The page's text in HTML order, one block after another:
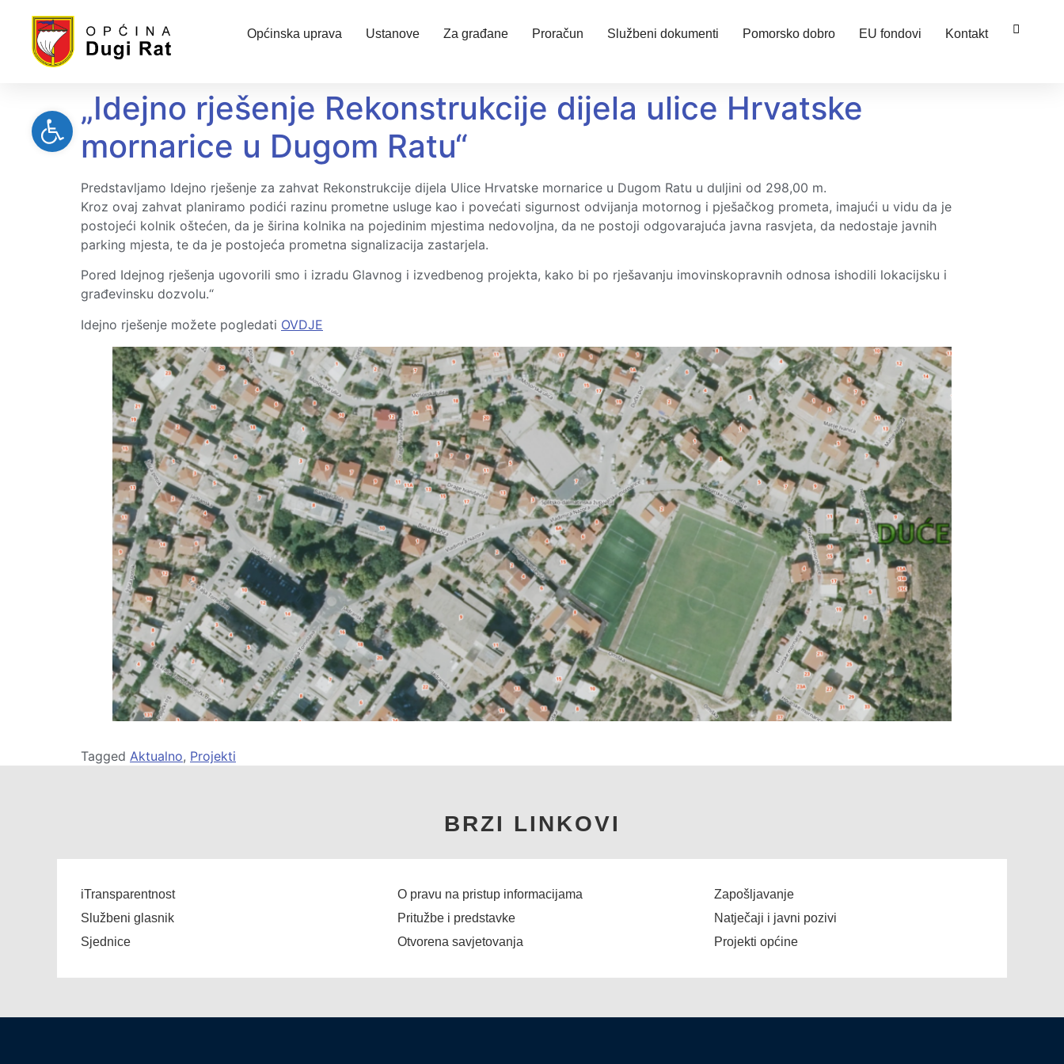
Općinska uprava Ustanove Za građane Proračun Službeni dokumenti Pomorsko dobro EU fondovi Kontakt
„Idejno rješenje Rekonstrukcije dijela ulice Hrvatske
mornarice u Dugom Ratu“
Predstavljamo Idejno rješenje za zahvat Rekonstrukcije dijela Ulice Hrvatske mornarice u Dugom Ratu u duljini od 298,00 m.
Kroz ovaj zahvat planiramo podići razinu prometne usluge kao i povećati sigurnost odvijanja motornog i pješačkog prometa, imajući u vidu da je
postojeći kolnik oštećen, da je širina kolnika na pojedinim mjestima nedovoljna, da ne postoji odgovarajuća javna rasvjeta, da nedostaje javnih
parking mjesta, te da je postojeća prometna signalizacija zastarjela.
Pored Idejnog rješenja ugovorili smo i izradu Glavnog i izvedbenog projekta, kako bi po rješavanju imovinskopravnih odnosa ishodili lokacijsku i
građevinsku dozvolu.“
Idejno rješenje možete pogledati OVDJE
Tagged Aktualno, Projekti
BRZI LINKOVI
iTransparentnost
Službeni glasnik
Sjednice
O pravu na pristup informacijama
Pritužbe i predstavke
Otvorena savjetovanja
Zapošljavanje
Natječaji i javni pozivi
Projekti općine
Open toolbar